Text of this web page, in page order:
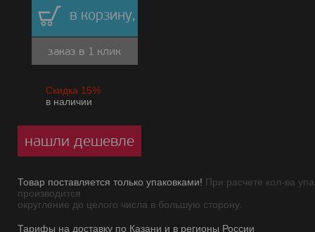
в корзину,
заказ в 1 клик
Скидка 15%
в наличии
нашли дешевле
Товар поставляется только упаковками! При расчете кол-ва
производится
округление до целого числа в большую сторону.
Тарифы на доставку по Казани и в регионы России